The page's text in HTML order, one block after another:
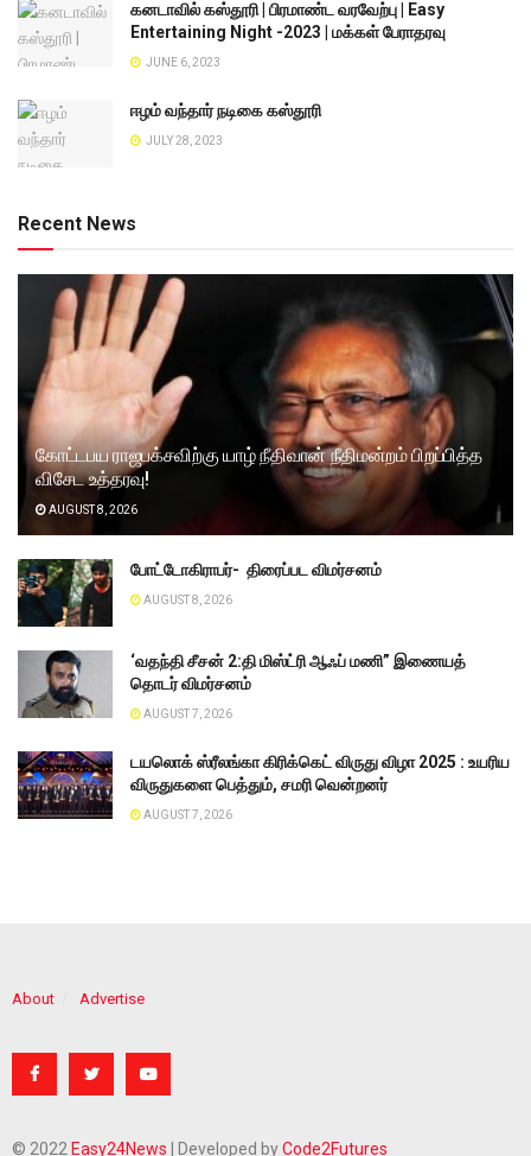
கனடாவில் கஸ்தூரி | பிரமாண்ட வரவேற்பு | Easy
Entertaining Night -2023 | மக்கள் பேராதரவு
JUNE 6, 2023
ஈழம் வந்தார் நடிகை கஸ்தூரி
JULY 28, 2023
Recent News
கோட்டபய ராஜபக்சவிற்கு யாழ் நீதிவான் நீதிமன்றம் பிறப்பித்த
விசேட உத்தரவு!
AUGUST 8, 2026
போட்டோகிராபர்- ‌ திரைப்பட விமர்சனம்
AUGUST 8, 2026
‘வதந்தி சீசன் 2:தி மிஸ்ட்ரி ஆஃப் மணி” இணையத்
தொடர் விமர்சனம்
AUGUST 7, 2026
டயலொக் ஸ்ரீலங்கா கிரிக்கெட் விருது விழா 2025 : உயரிய
விருதுகளை பெத்தும், சமரி வென்றனர்
AUGUST 7, 2026
About Advertise
© 2022 Easy24News | Developed byCode2Futures